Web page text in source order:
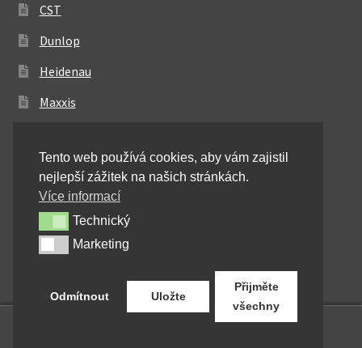
CST
Dunlop
Heidenau
Maxxis
Michelin
Mitas
Pirelli
Shinko
Tento web používá cookies, aby vám zajistil
nejlepší zážitek na našich stránkách.
Více informací
TechnickýTechnický
MarketingMarketing
Odmítnout Uložte
Přijměte
všechny